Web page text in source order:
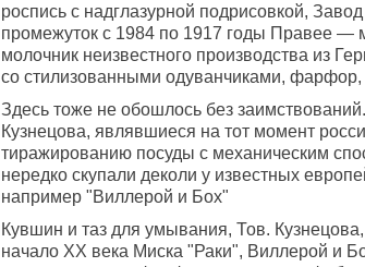
роспись с надглазурной подрисовкой,
промежуток с 1984 по 1917 годы Правее —
молочник неизвестного производства из
со стилизованными одуванчиками, фарфор,
Здесь тоже не обошлось без
Кузнецова, являвшиеся на тот момент
тиражированию посуды с механическим
нередко скупали деколи у известных
например "Виллерой и Бох"
Кувшин и таз для умывания, Тов.
начало ХХ века Миска "Раки", Виллерой и